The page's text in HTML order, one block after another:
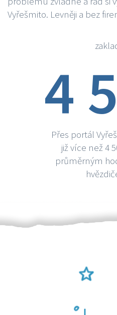
Vyřešmito. Levněji a bez
4
Přes portál
již více než 4
průměrným